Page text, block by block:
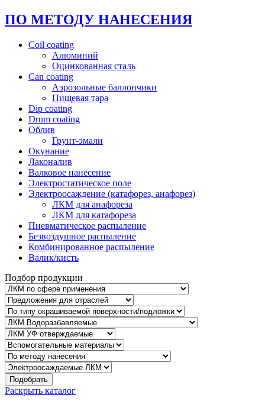
ПО МЕТОДУ НАНЕСЕНИЯ
Coil coating
Алюминий
Оцинкованная сталь
Can coating
Аэрозольные баллончики
Пищевая тара
Dip coating
Drum coating
Облив
Грунт-эмали
Окунание
Лаконалив
Валковое нанесение
Электростатическое поле
Электроосаждение (катафорез, анафорез)
ЛКМ для анафореза
ЛКМ для катафореза
Пневматическое распыление
Безвоздушное распыление
Комбинированное распыление
Валик/кисть
Подбор продукции
Подобрать
Раскрыть каталог